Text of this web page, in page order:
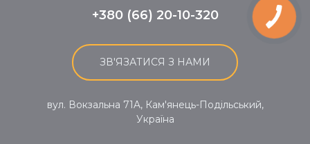
+380 (66) 20-10-320
ЗВ'ЯЗАТИСЯ З НАМИ
вул. Вокзальна 71A, Кам'янець-Подільський,
Україна